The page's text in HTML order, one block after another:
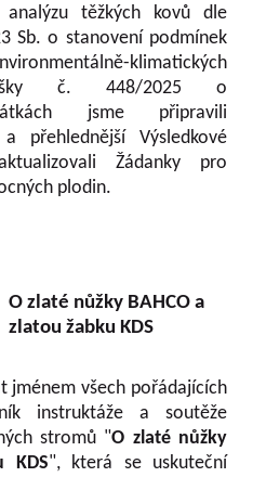
těžkých kovů dle
Sb. o stanovení podmínek
klimatických
č. 448/2025 o
látkách jsme připravili
přehlednější Výsledkové
Žádanky pro
plodin.
O zlaté nůžky BAHCO a
zlatou žabku KDS
jménem všech pořádajících
instruktáže a soutěže
stromů "O zlaté nůžky
KDS", která se uskuteční